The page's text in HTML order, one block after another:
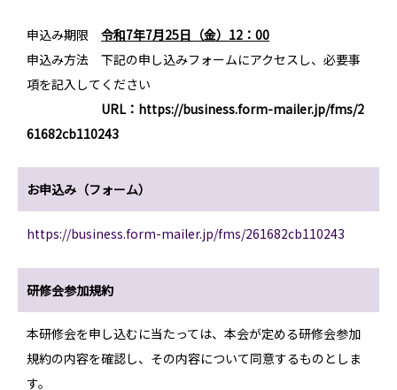
申込み期限 令和7年7月25日（金） 12 ： 00
申込み方法 下記の申し込みフォームにアクセスし、必要事
項を記入してください
URL：https://business.form-mailer.jp/fms/2
61682cb110243
お申込み（フォーム）
https://business.form-mailer.jp/fms/261682cb110243
研修会参加規約
本研修会を申し込むに当たっては、本会が定める研修会参加
規約の内容を確認し、その内容について同意するものとしま
す。